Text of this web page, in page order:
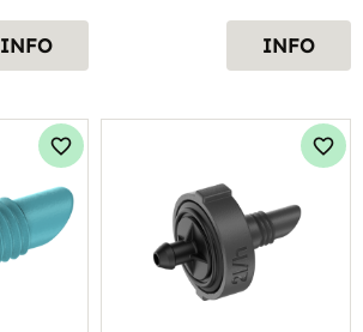
INFO INFO
Lägg till i favoriter